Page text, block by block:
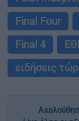
Final Four
Final 4
ειδήσεις